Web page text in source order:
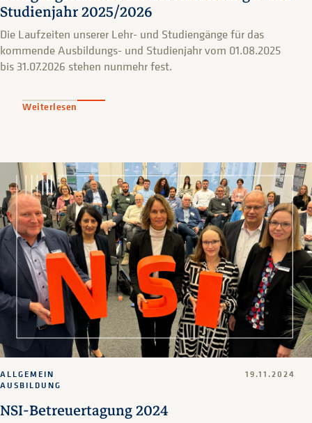
Studienjahr 2025/2026
Die Laufzeiten unserer Lehr- und Studiengänge für das
kommende Ausbildungs- und Studienjahr vom 01.08.2025
bis 31.07.2026 stehen nunmehr fest.
Weiterlesen
NSI-Betreuertagung 2024
ALLGEMEIN
AUSBILDUNG
19.11.2024